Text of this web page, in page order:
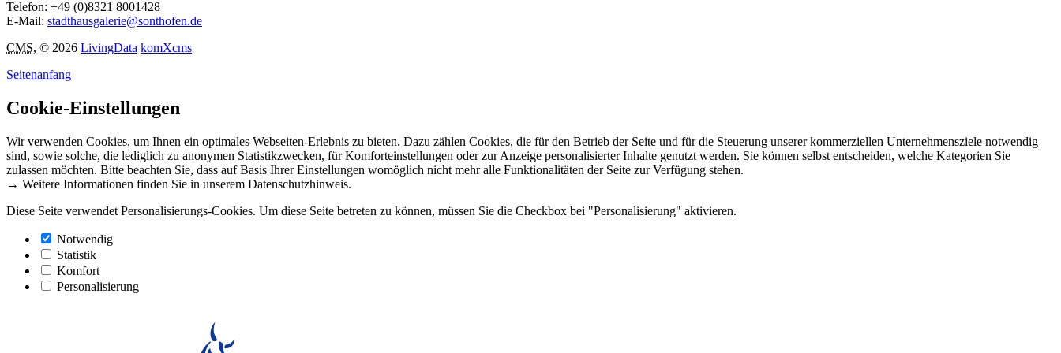
Telefon: +49 (0)8321 8001428
E-Mail: stadthausgalerie@sonthofen.de
CMS, © 2026 LivingData komXcms
Seitenanfang
Cookie-Einstellungen
Wir verwenden Cookies, um Ihnen ein optimales Webseiten-Erlebnis zu bieten. Dazu zählen Cookies, die für den Betrieb der Seite und für die Steuerung unserer kommerziellen Unternehmensziele notwendig
sind, sowie solche, die lediglich zu anonymen Statistikzwecken, für Komforteinstellungen oder zur Anzeige personalisierter Inhalte genutzt werden. Sie können selbst entscheiden, welche Kategorien Sie
zulassen möchten. Bitte beachten Sie, dass auf Basis Ihrer Einstellungen womöglich nicht mehr alle Funktionalitäten der Seite zur Verfügung stehen.
→ Weitere Informationen finden Sie in unserem Datenschutzhinweis.
Diese Seite verwendet Personalisierungs-Cookies. Um diese Seite betreten zu können, müssen Sie die Checkbox bei "Personalisierung" aktivieren.
Notwendig
Statistik
Komfort
Personalisierung